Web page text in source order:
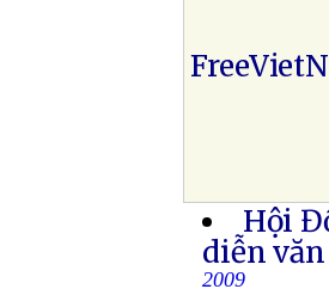
Hội
diễn